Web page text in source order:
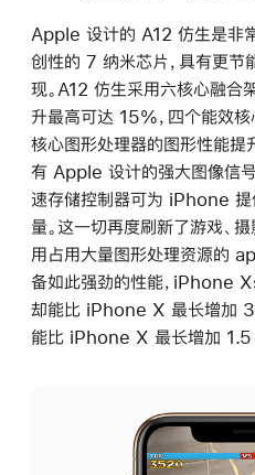
Apple 设计的 A12 仿生是非
创性的 7 纳米芯片，具有更节
现。A12 仿生采用六核心融合
升最高可达 15%，四个能效
核心图形处理器的图形性能
有 Apple 设计的强大图像信
速存储控制器可为 iPhone
量。这一切再度刷新了游戏、
用占用大量图形处理资源的
备如此强劲的性能，iPhone
却能比 iPhone X 最长增加
能比 iPhone X 最长增加 1.5